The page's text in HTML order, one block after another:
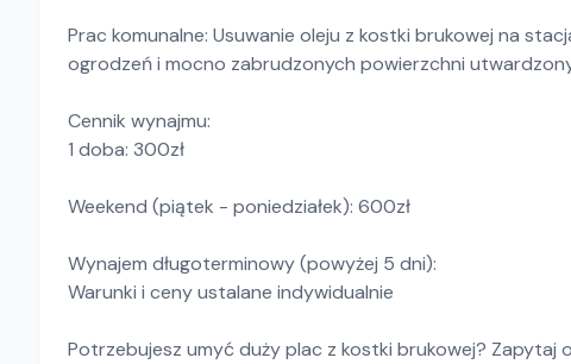
Prac komunalne: Usuwanie oleju z kostki brukowej na
ogrodzeń i mocno zabrudzonych powierzchni
Cennik wynajmu:
1 doba: 300zł
Weekend (piątek - poniedziałek): 600zł
Wynajem długoterminowy (powyżej 5 dni):
Warunki i ceny ustalane indywidualnie
Potrzebujesz umyć duży plac z kostki brukowej? Zapytaj